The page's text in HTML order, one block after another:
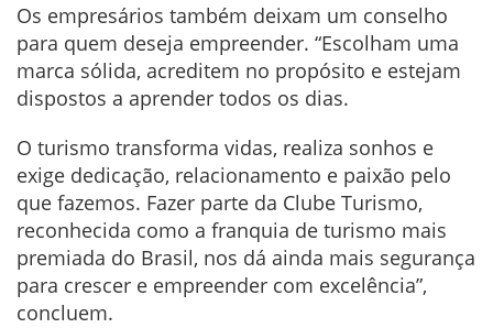
Os empresários também deixam um conselho
para quem deseja empreender. “Escolham uma
marca sólida, acreditem no propósito e estejam
dispostos a aprender todos os dias.
O turismo transforma vidas, realiza sonhos e
exige dedicação, relacionamento e paixão pelo
que fazemos. Fazer parte da Clube Turismo,
reconhecida como a franquia de turismo mais
premiada do Brasil, nos dá ainda mais segurança
para crescer e empreender com excelência”,
concluem.